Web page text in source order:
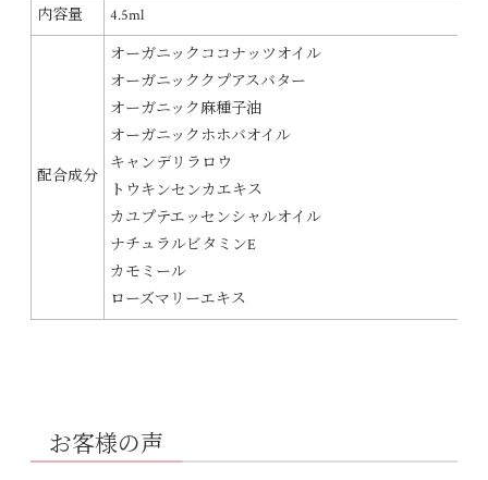
内容量
4.5ml
配合成分
オーガニックココナッツオイル
オーガニッククプアスバター
オーガニック麻種子油
オーガニックホホバオイル
キャンデリラロウ
トウキンセンカエキス
カユプテエッセンシャルオイル
ナチュラルビタミンE
カモミール
ローズマリーエキス
お客様の声